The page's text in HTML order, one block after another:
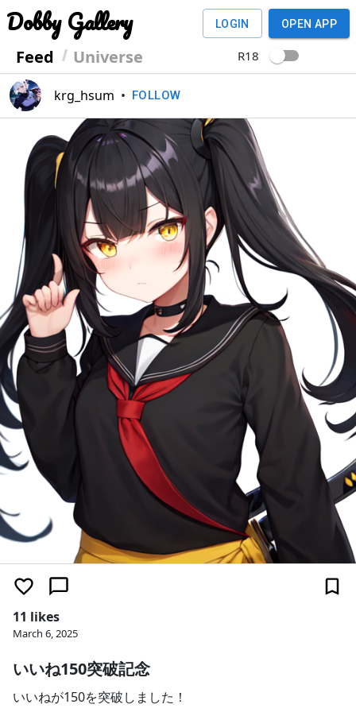
Dobby Gallery
Feed Universe
LOGIN OPEN APP
R18
krg_hsum • FOLLOW
11 likes
March 6, 2025
いいね150突破記念
いいねが150を突破しました！